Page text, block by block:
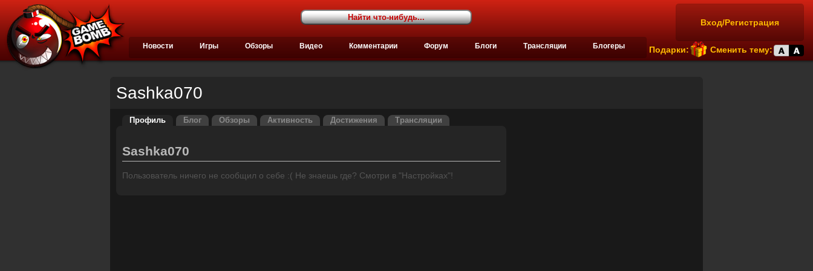
Вход/Регистрация
Подарки: Сменить тему:
Новости Игры Обзоры Видео Комментарии Форум Блоги Трансляции Блогеры
Sashka070
Профиль Блог Обзоры Активность Достижения Трансляции
Sashka070
Пользователь ничего не сообщил о себе :( Не знаешь где? Смотри в "Настройках"!